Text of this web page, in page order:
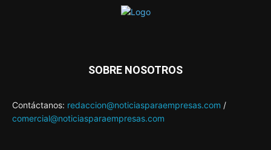
SOBRE NOSOTROS
Contáctanos: redaccion@noticiasparaempresas.com /
comercial@noticiasparaempresas.com